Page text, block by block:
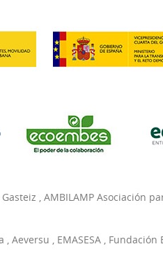
, AMBILAMP Asociación
, Aeversu , EMASESA , Fundación